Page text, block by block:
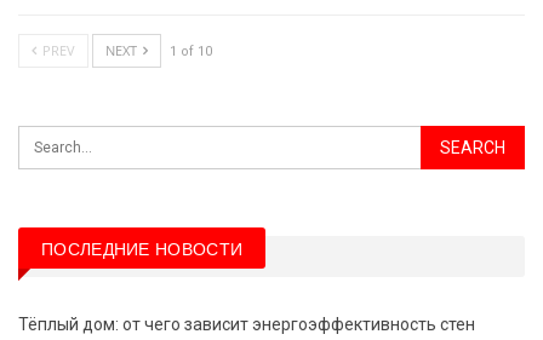
PREV NEXT 1 of 10
ПОСЛЕДНИЕ НОВОСТИ
Тёплый дом: от чего зависит энергоэффективность стен